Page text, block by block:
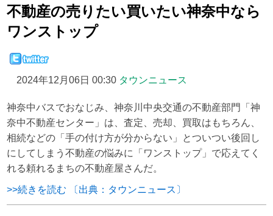
不動産の売りたい買いたい神奈中なら
ワンストップ
2024年12月06日 00:30 タウンニュース
神奈中バスでおなじみ、神奈川中央交通の不動産部門「神
奈中不動産センター」は、査定、売却、買取はもちろん、
相続などの「手の付け方が分からない」とついつい後回し
にしてしまう不動産の悩みに「ワンストップ」で応えてく
れる頼れるまちの不動産屋さんだ。
>>続きを読む 〔出典：タウンニュース〕